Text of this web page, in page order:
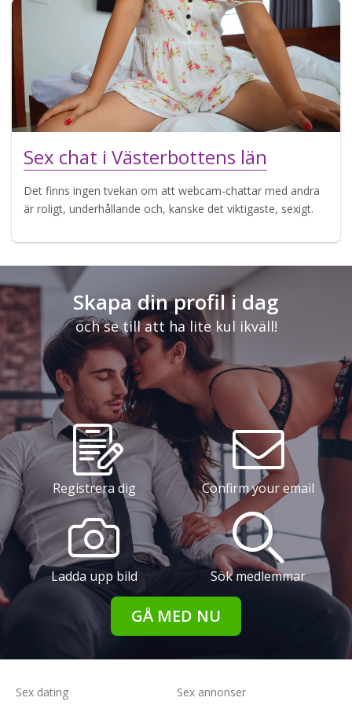
Sex chat i Västerbottens län
Det finns ingen tvekan om att webcam-chattar med andra
är roligt, underhållande och, kanske det viktigaste, sexigt.
Skapa din profil i dag
och se till att ha lite kul ikväll!
Registrera dig Confirm your email
Ladda upp bild Sök medlemmar
GÅ MED NU
Sex dating
Sex annonser